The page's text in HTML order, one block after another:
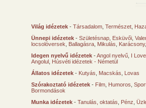
Világ idézetek - Társadalom Természet
Ünnepi idézetek - Születésnap Esküvői
locsolóversek
Ballagásra Mikulás Karácsony
Idegen nyelvű idézetek -Angol nyelvű I
Angolul Húsvéti idézetek - Németül
Állatos idézetek - Kutyás Macskás
Lovas
Szórakoztató idézetek - Film Humoros
Bormondások
Munka idézetek - Tanulás, oktatás Pénz